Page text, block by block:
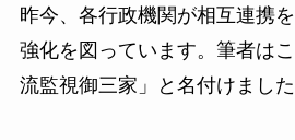
昨今、各行政機関が相互連携
強化を図っています。筆者は
流監視御三家」と名付けました